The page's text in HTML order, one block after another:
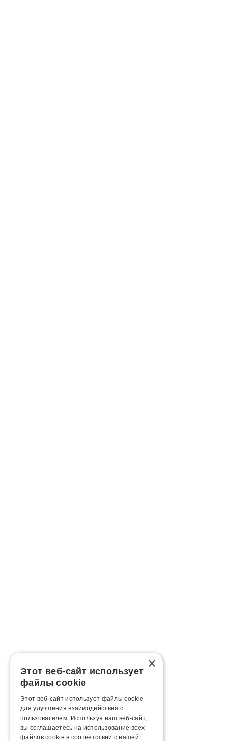
×
Этот веб-сайт использует
файлы cookie
Этот веб-сайт использует файлы cookie
для улучшения взаимодействия с
пользователем. Используя наш веб-сайт,
вы соглашаетесь на использование всех
файлов cookie в соответствии с нашей